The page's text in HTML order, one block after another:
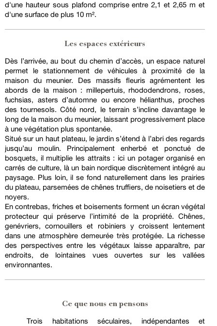
d'une hauteur sous plafond comprise entre 2,1 et 2,65 m et
d'une surface de plus 10 m².
Les espaces extérieurs
Dès l’arrivée, au bout du chemin d’accès, un espace naturel
permet le stationnement de véhicules à proximité de la
maison du meunier. Des massifs fleuris agrémentent les
abords de la maison : millepertuis, rhododendrons, roses,
fuchsias, asters d’automne ou encore hélianthus, proches
des tournesols. Côté nord, le terrain s’incline davantage le
long de la maison du meunier, laissant progressivement place
à une végétation plus spontanée.
Situé sur un haut plateau, le jardin s’étend à l’abri des regards
jusqu’au moulin. Principalement enherbé et ponctué de
bosquets, il multiplie les attraits : ici un potager organisé en
carrés de culture, là un bain nordique discrètement intégré au
paysage. Plus loin, il se fond naturellement dans les prairies
du plateau, parsemées de chênes truffiers, de noisetiers et de
noyers.
En contrebas, friches et boisements forment un écran végétal
protecteur qui préserve l’intimité de la propriété. Chênes,
genévriers, cornouillers et robiniers y croissent lentement
dans une atmosphère demeurée très protégée. La richesse
des perspectives entre les végétaux laisse apparaître, par
endroits, de lointaines vues ouvertes sur les vallées
environnantes.
Ce que nous en pensons
Trois habitations séculaires, indépendantes et